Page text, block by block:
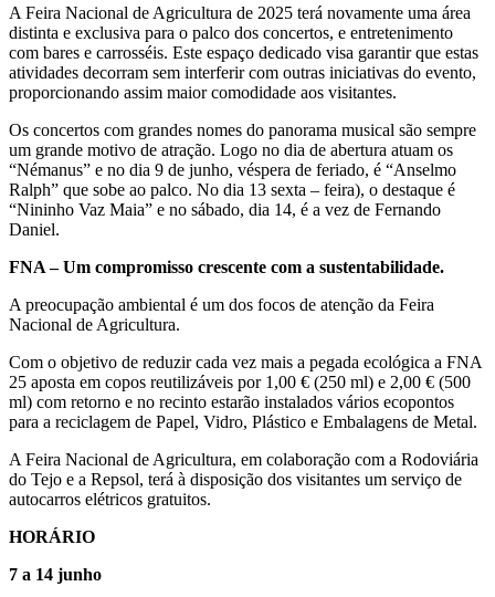
A Feira Nacional de Agricultura de 2025 terá novamente uma área
distinta e exclusiva para o palco dos concertos, e entretenimento
com bares e carrosséis. Este espaço dedicado visa garantir que estas
atividades decorram sem interferir com outras iniciativas do evento,
proporcionando assim maior comodidade aos visitantes.
Os concertos com grandes nomes do panorama musical são sempre
um grande motivo de atração. Logo no dia de abertura atuam os
“Némanus” e no dia 9 de junho, véspera de feriado, é “Anselmo
Ralph” que sobe ao palco. No dia 13 sexta – feira), o destaque é
“Nininho Vaz Maia” e no sábado, dia 14, é a vez de Fernando
Daniel.
FNA – Um compromisso crescente com a sustentabilidade.
A preocupação ambiental é um dos focos de atenção da Feira
Nacional de Agricultura.
Com o objetivo de reduzir cada vez mais a pegada ecológica a FNA
25 aposta em copos reutilizáveis por 1,00 € (250 ml) e 2,00 € (500
ml) com retorno e no recinto estarão instalados vários ecopontos
para a reciclagem de Papel, Vidro, Plástico e Embalagens de Metal.
A Feira Nacional de Agricultura, em colaboração com a Rodoviária
do Tejo e a Repsol, terá à disposição dos visitantes um serviço de
autocarros elétricos gratuitos.
HORÁRIO
7 a 14 junho